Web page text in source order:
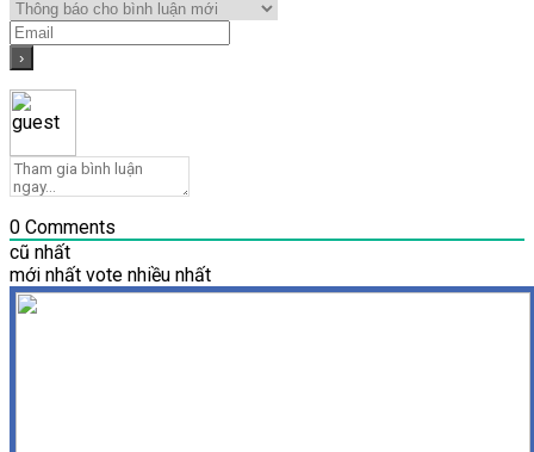
0 Comments
cũ nhất
mới nhất vote nhiều nhất